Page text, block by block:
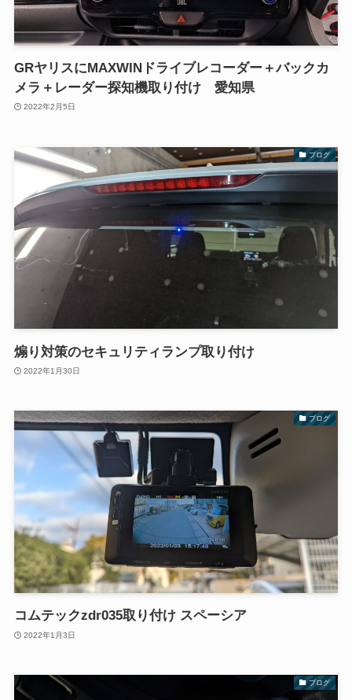
GRヤリスにMAXWINドライブレコーダー＋バックカ
メラ＋レーダー探知機取り付け 愛知県
2022年2月5日
ブログ
煽り対策のセキュリティランプ取り付け
2022年1月30日
ブログ
コムテックzdr035取り付け スペーシア
2022年1月3日
ブログ